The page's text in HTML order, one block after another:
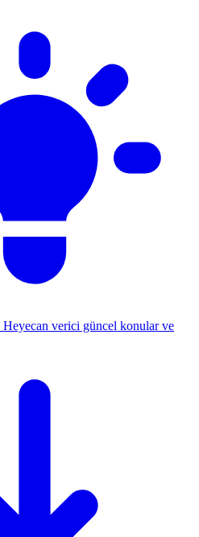
Heyecan verici güncel konular ve